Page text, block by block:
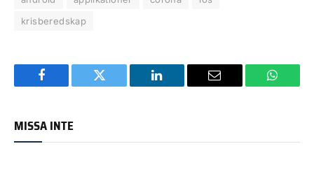
krisberedskap
Facebook Twitter LinkedIn Email
MISSA INTE